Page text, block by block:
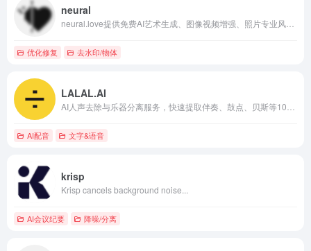
neural
优化修复 去水印/物体
LALAL.AI
AI配音 文字&语音
krisp
Krisp cancels background noise...
AI会议纪要 降噪/分离